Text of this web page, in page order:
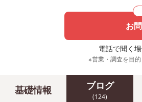
お
電話で聞く
※営業・調査を目
基礎情報 ブログ
(124)